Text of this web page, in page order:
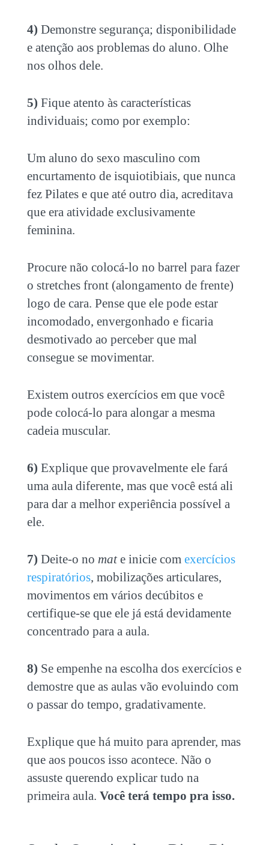
4) Demonstre segurança; disponibilidade
e atenção aos problemas do aluno. Olhe
nos olhos dele.
5) Fique atento às características
individuais; como por exemplo:
Um aluno do sexo masculino com
encurtamento de isquiotibiais, que nunca
fez Pilates e que até outro dia, acreditava
que era atividade exclusivamente
feminina.
Procure não colocá-lo no barrel para fazer
o stretches front (alongamento de frente)
logo de cara. Pense que ele pode estar
incomodado, envergonhado e ficaria
desmotivado ao perceber que mal
consegue se movimentar.
Existem outros exercícios em que você
pode colocá-lo para alongar a mesma
cadeia muscular.
6) Explique que provavelmente ele fará
uma aula diferente, mas que você está ali
para dar a melhor experiência possível a
ele.
7) Deite-o no mate inicie com exercícios
respiratórios, mobilizações articulares,
movimentos em vários decúbitos e
certifique-se que ele já está devidamente
concentrado para a aula.
8) Se empenhe na escolha dos exercícios e
demostre que as aulas vão evoluindo com
o passar do tempo, gradativamente.
Explique que há muito para aprender, mas
que aos poucos isso acontece. Não o
assuste querendo explicar tudo na
primeira aula. Você terá tempo pra isso.